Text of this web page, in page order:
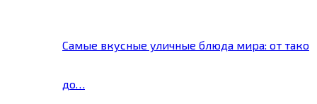
Самые вкусные уличные блюда мира: от тако
до…